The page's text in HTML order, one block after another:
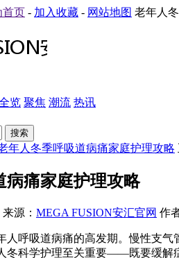
首页 - 加入收藏 - 网站地图 老年人
览 聚焦 潮流 热讯
搜索
年人冬季呼吸道病痛家庭护理攻略
病痛家庭护理攻略
源： MEGA FUSION安汇官网 作
人呼吸道病痛的高发期。慢性支气
冬科学护理至关重要——既要缓解